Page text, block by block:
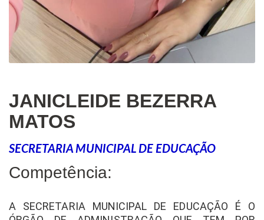
JANICLEIDE BEZERRA
MATOS
SECRETARIA MUNICIPAL DE EDUCAÇÃO
Competência:
A SECRETARIA MUNICIPAL DE EDUCAÇÃO É O